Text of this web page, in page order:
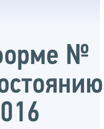
№